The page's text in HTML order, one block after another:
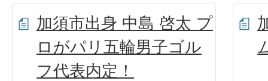
加須市出身 中島 啓太 プ
ロがパリ五輪男子ゴル
フ代表内定！